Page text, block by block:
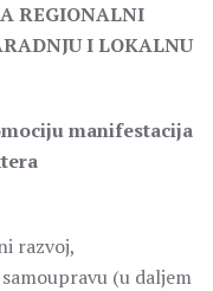
REGIONALNI
I LOKALNU
manifestacija
razvoj,
(u daljem